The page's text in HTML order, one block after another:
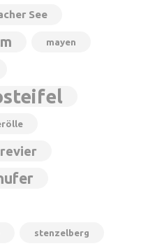
See
mayen
stenzelberg